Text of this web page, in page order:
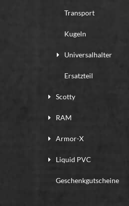
Transport
Kugeln
Universalhalter
Ersatzteil
Scotty
RAM
Armor-X
Liquid PVC
Geschenkgutscheine